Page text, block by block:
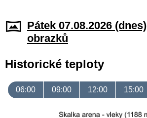
Pátek 07.08.2026 (dnes)
obrazků
Historické teploty
06:00 09:00 12:00 15:00